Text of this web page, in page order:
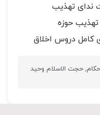
ندای تهذیب
حوزه
کامل دروس اخلاق
,حجت الاسلام وحید